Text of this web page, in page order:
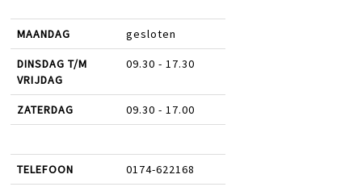
MAANDAG gesloten
DINSDAG T/M
VRIJDAG
09.30 - 17.30
ZATERDAG 09.30 - 17.00
TELEFOON 0174-622168